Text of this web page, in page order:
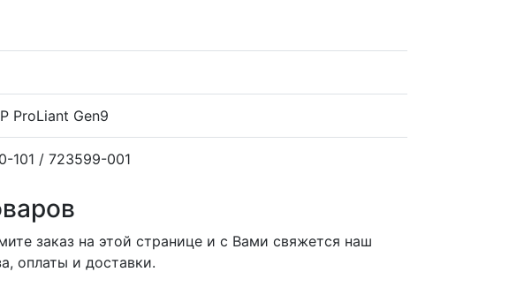
ProLiant Gen9
101 / 723599-001
заказ на этой странице и с Вами свяжется наш
оплаты и доставки.